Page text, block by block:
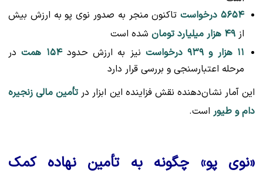
۵۶۵۴ درخواست
تاکنون منجر به صدور نوی پو به ارزش بیش
از ۴۹ هزار میلیارد تومان
شده است
۱۱ هزار و ۹۳۹ درخواست
نیز به ارزش حدود۱۵۴ همت
در
مرحله اعتبارسنجی و بررسی قرار دارد
این آمار نشان‌دهنده نقش فزاینده این ابزار درتأمین مالی زنجیره
دام و طیور است.
«نوی پو» چگونه به تأمین نهاده کمک